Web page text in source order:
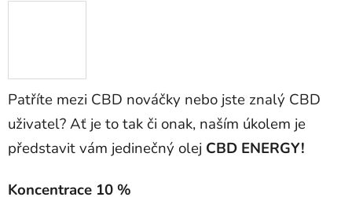
Patříte mezi CBD nováčky nebo jste znalý CBD
uživatel? Ať je to tak či onak, naším úkolem je
představit vám jedinečný olej CBD ENERGY!
Koncentrace 10 %